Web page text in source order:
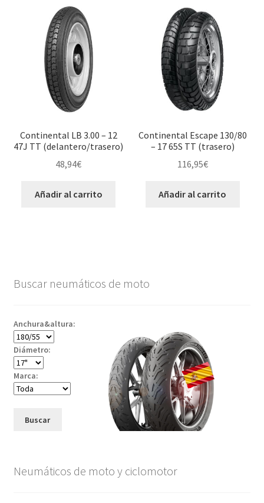
Continental LB 3.00 – 12
47J TT (delantero/trasero)
48,94€
Añadir al carrito
Continental Escape 130/80
– 17 65S TT (trasero)
116,95€
Añadir al carrito
Buscar neumáticos de moto
Anchura&altura:
Diámetro:
Marca:
Buscar
Neumáticos de moto y ciclomotor